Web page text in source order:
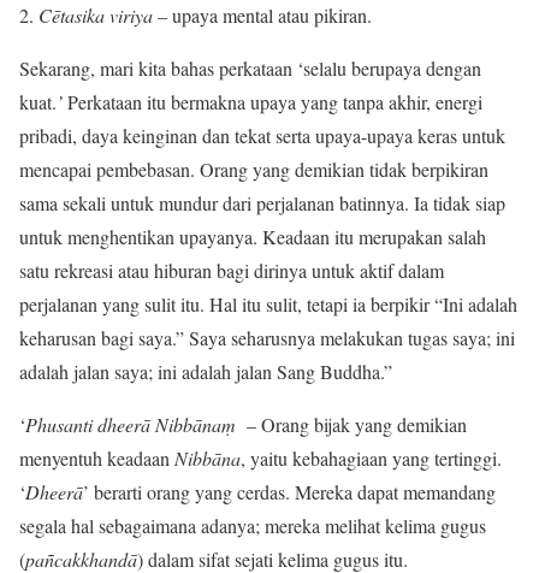
Cētasika viriya– upaya mental atau pikiran.
Sekarang, mari kita bahas perkataan ‘selalu berupaya dengan
kuat.’Perkataan itu bermakna upaya yang tanpa akhir, energi
pribadi, daya keinginan dan tekat serta upaya-upaya keras untuk
mencapai pembebasan. Orang yang demikian tidak berpikiran
sama sekali untuk mundur dari perjalanan batinnya. Ia tidak siap
untuk menghentikan upayanya. Keadaan itu merupakan salah
satu rekreasi atau hiburan bagi dirinya untuk aktif dalam
perjalanan yang sulit itu. Hal itu sulit, tetapi ia berpikir “Ini adalah
keharusan bagi saya.” Saya seharusnya melakukan tugas saya; ini
adalah jalan saya; ini adalah jalan Sang Buddha.”
‘Phusanti dheerā Nibbānaṃ – Orang bijak yang demikian
menyentuh keadaan Nibbāna, yaitu kebahagiaan yang tertinggi.
‘Dheerā’ berarti orang yang cerdas. Mereka dapat memandang
segala hal sebagaimana adanya; mereka melihat kelima gugus
(pañcakkhandā) dalam sifat sejati kelima gugus itu.